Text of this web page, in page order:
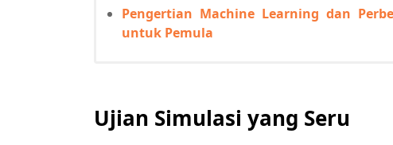
Pengertian Machine Learning dan
untuk Pemula
Ujian Simulasi yang Seru